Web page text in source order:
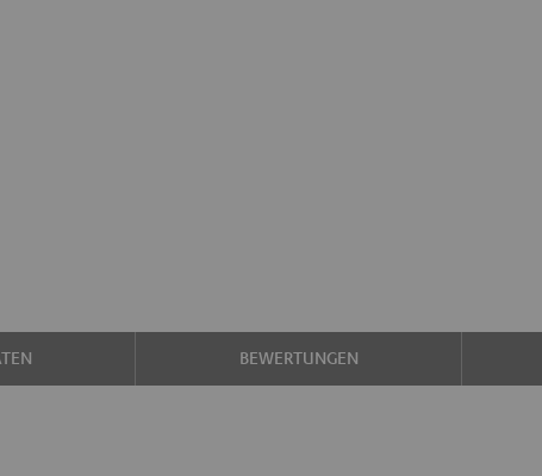
BEWERTUNGEN